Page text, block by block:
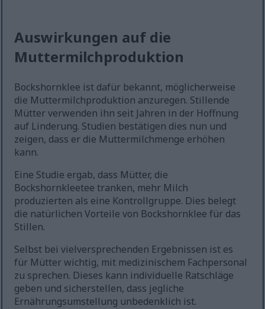
Auswirkungen auf die
Muttermilchproduktion
Bockshornklee ist dafür bekannt, möglicherweise
die Muttermilchproduktion anzuregen. Stillende
Mütter verwenden ihn seit Jahren in der Hoffnung
auf Linderung. Studien bestätigen dies nun und
zeigen, dass er die Muttermilchmenge erhöhen
kann.
Eine Studie ergab, dass Mütter, die
Bockshornkleetee tranken, mehr Milch
produzierten als eine Kontrollgruppe. Dies belegt
die natürlichen Vorteile von Bockshornklee für das
Stillen.
Selbst bei vielversprechenden Ergebnissen ist es
für Mütter wichtig, mit medizinischem Fachpersonal
zu sprechen. Dieses kann individuelle Ratschläge
geben und sicherstellen, dass jegliche
Ernährungsumstellung unbedenklich ist.